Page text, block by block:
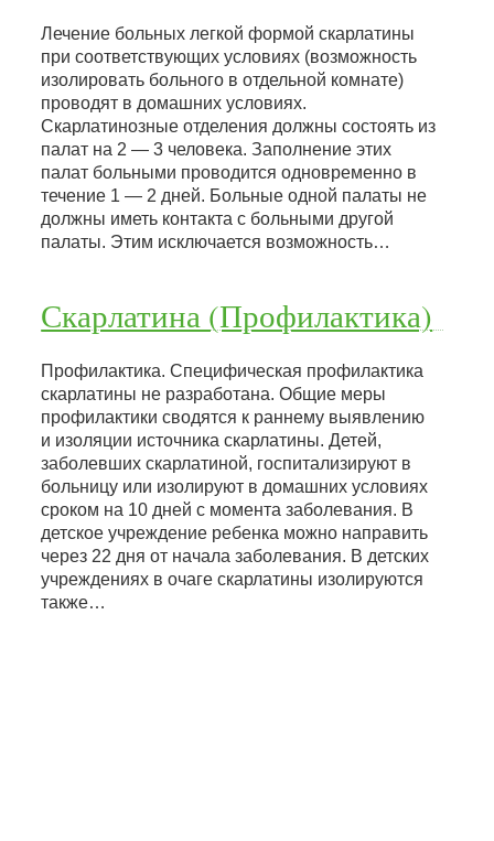
Лечение больных легкой формой скарлатины
при соответствующих условиях (возможность
изолировать больного в отдельной комнате)
проводят в домашних условиях.
Скарлатинозные отделения должны состоять из
палат на 2 — 3 человека. Заполнение этих
палат больными проводится одновременно в
течение 1 — 2 дней. Больные одной палаты не
должны иметь контакта с больными другой
палаты. Этим исключается возможность…
Скарлатина (Профилактика)
Профилактика. Специфическая профилактика
скарлатины не разработана. Общие меры
профилактики сводятся к раннему выявлению
и изоляции источника скарлатины. Детей,
заболевших скарлатиной, госпитализируют в
больницу или изолируют в домашних условиях
сроком на 10 дней с момента заболевания. В
детское учреждение ребенка можно направить
через 22 дня от начала заболевания. В детских
учреждениях в очаге скарлатины изолируются
также…